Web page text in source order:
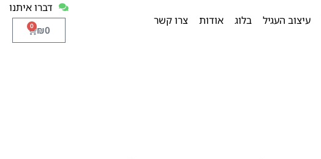
עיצוב העגיל בלוג אודות צרו קשר
דברו איתנו
₪0
0